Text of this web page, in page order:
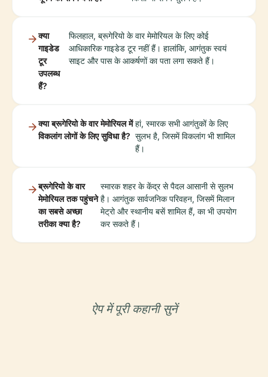
क्या
गाइडेड
टूर
उपलब्ध
हैं?
फिलहाल, ब्रूगेरियो के वार मेमोरियल के लिए कोई
आधिकारिक गाइडेड टूर नहीं हैं। हालांकि, आगंतुक स्वयं
साइट और पास के आकर्षणों का पता लगा सकते हैं।
क्या ब्रूगेरियो के वार मेमोरियल में
विकलांग लोगों के लिए सुविधा है?
हां, स्मारक सभी आगंतुकों के लिए
सुलभ है, जिसमें विकलांग भी शामिल
हैं।
ब्रूगेरियो के वार
मेमोरियल तक पहुंचने
का सबसे अच्छा
तरीका क्या है?
स्मारक शहर के केंद्र से पैदल आसानी से सुलभ
है। आगंतुक सार्वजनिक परिवहन, जिसमें मिलान
मेट्रो और स्थानीय बसें शामिल हैं, का भी उपयोग
कर सकते हैं।
ऐप में पूरी कहानी सुनें